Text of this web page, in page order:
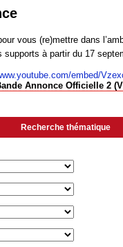
vous (re)mettre dans
à partir du 17
embed/
Annonce Officielle 2
Recherche thématique